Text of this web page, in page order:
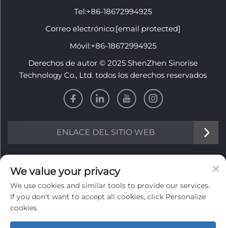
Tel:+86-18672994925
Correo electrónico:[email protected]
Móvil:+86-18672994925
Derechos de autor © 2025 ShenZhen Sinorise
Technology Co., Ltd. todos los derechos reservados
ENLACE DEL SITIO WEB
INFORMACIÓN
Regístrate para recibir nuestro boletín semanal
We value your privacy
We use cookies and similar tools to provide our services.
If you don't want to accept all cookies, click Personalize
cookies.